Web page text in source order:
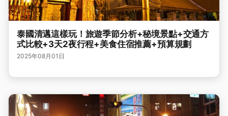
泰國清邁這樣玩！旅遊季節分析+秘境景點+交通方
式比較+3天2夜行程+美食住宿推薦+預算規劃
2025年08月01日